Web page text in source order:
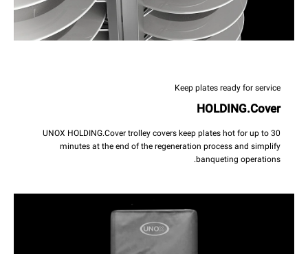
Keep plates ready for service
HOLDING.Cover
UNOX HOLDING.Cover trolley covers keep plates hot for up to 30
minutes at the end of the regeneration process and simplify
banqueting operations.